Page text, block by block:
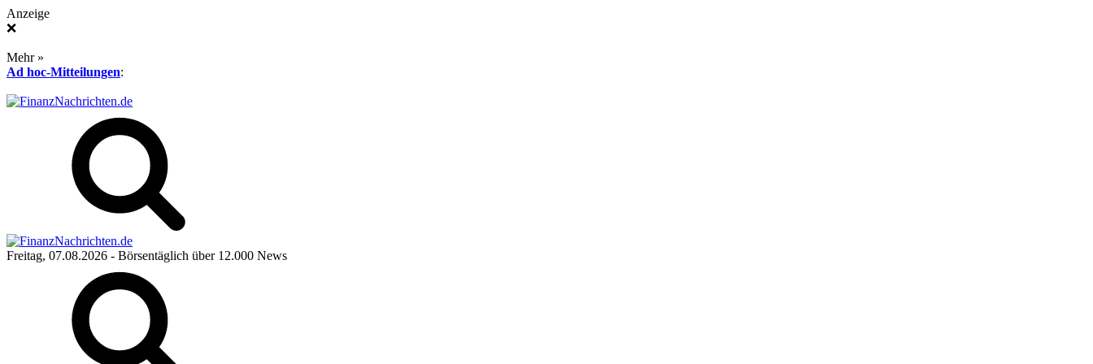
Anzeige
❌
Mehr »
Ad hoc-Mitteilungen:
Freitag, 07.08.2026 - Börsentäglich über 12.000 News